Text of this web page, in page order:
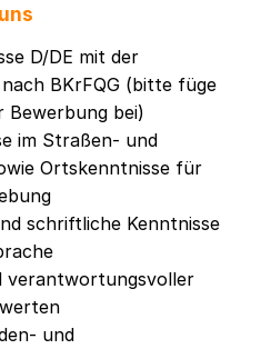
D/DE mit der
BKrFQG (bitte füge
Bewerbung bei)
im Straßen- und
Ortskenntnisse für
schriftliche Kenntnisse
verantwortungsvoller
und